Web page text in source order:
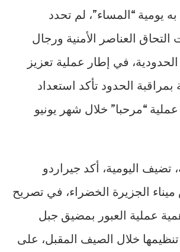
يومية “المساء”، لم تحدد
التحاق العناصر الأمنية ورجال
في إطار عملية تعزيز
بمراقبة الحدود تأكد استعداد
“مرحبا” خلال شهر يونيو
تضيف اليومية، أكد جيراردو
الجزيرة الخضراء، في تصريح
عملية العبور بمضيق جبل
خلال الصيف المقبل، على